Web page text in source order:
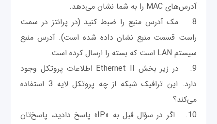
آدرس‌های MAC را به شما نشان می‌دهد.
8. مک آدرس منبع را ضبط کنید (در پرانتز در سمت
راست قسمت منبع نشان داده شده است). آدرس منبع
سیستم LAN است که بسته را ارسال کرده است.
9. در زیر بخش Ethernet II اطلاعات پروتکل وجود
دارد. این ترافیک شبکه از چه پروتکل لایه 3 استفاده
می‌کند؟
10. اگر در سؤال قبل به «IP» پاسخ دادید، پاسخ‌تان